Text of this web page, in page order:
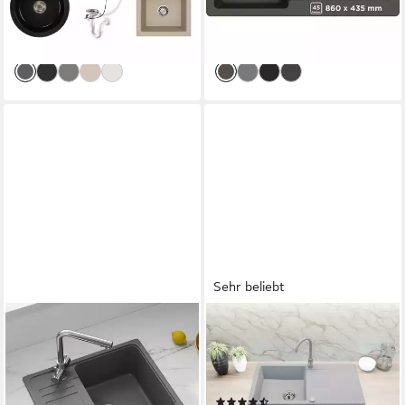
ab 104,85 € UVP174,99 €
-40%
229,99 € UVP 240,00 €
Granitspüle Granit Spüle in
Schwarz 1 Becken
Einbauspüle in 57 x 45 cm,
Sehr beliebt
FAIZEE HOME
Granitspüle Faizee Home
Granitspüle 90x50 cm, eckig,
mit Abtropffläche & Siphon
(20)